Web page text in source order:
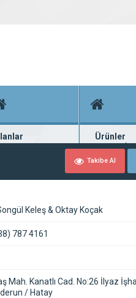
seri ilanlar
Ürünler
Binlerce
Takibe Al
Keleş & Oktay Koçak
787 4161
Mah. Kanatlı Cad. No:26 İlyaz
/ Hatay